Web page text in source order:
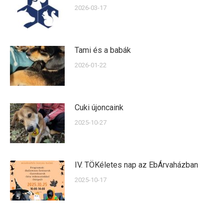
2026-03-17
Tami és a babák
2026-01-22
Cuki újoncaink
2025-10-27
IV. TÖKéletes nap az EbÁrvaházban
2025-10-17